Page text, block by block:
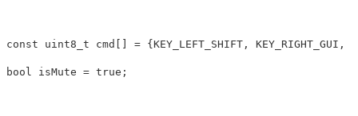
const uint8_t cmd = { KEY_LEFT_SHIFT , KEY_RIGHT_GUI ,
bool isMute = true ;